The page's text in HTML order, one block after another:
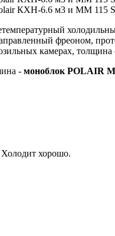
фреоном,
камерах,
- моноблок POLAIR
Холодит хорошо.